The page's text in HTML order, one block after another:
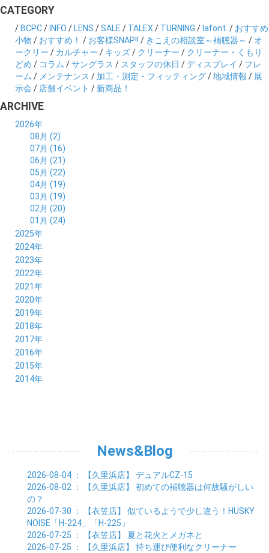
CATEGORY
/ BCPC/ INFO / LENS /SALE / TALEX / TURNING / lafont. / おすすめ
小物 / おすすめ！ / お客様SNAP!! / きこえの相談室～補聴器～ / オ
ークリー / カルチャー / キッズ/ クリーナー / クリーナー・くもり
どめ / コラム /サングラス / スタッフの休日 /ディスプレイ / フレ
ーム / メンテナンス / 加工・測定・フィッティング/地域情報 / 展
示会 / 店舗イベント / 新商品！
ARCHIVE
2026年
08月 (2)
07月 (16)
06月 (21)
05月 (22)
04月 (19)
03月 (19)
02月 (20)
01月 (24)
2025年
12月 (14)
11月 (17)
10月 (21)
09月 (20)
08月 (20)
07月 (18)
06月 (22)
05月 (21)
04月 (19)
03月 (19)
02月 (19)
01月 (21)
2024年
12月 (19)
11月 (21)
10月 (23)
09月 (23)
08月 (20)
07月 (21)
06月 (22)
05月 (18)
04月 (26)
03月 (23)
02月 (29)
2023年
12月 (19)
11月 (19)
10月 (20)
09月 (22)
08月 (24)
07月 (26)
06月 (25)
05月 (28)
04月 (26)
03月 (30)
2022年
12月 (36)
11月 (16)
10月 (22)
09月 (20)
08月 (18)
07月 (21)
06月 (23)
05月 (25)
04月 (20)
2021年
12月 (18)
11月 (19)
10月 (20)
09月 (24)
08月 (35)
07月 (17)
06月 (25)
05月 (31)
2020年
12月 (19)
11月 (23)
10月 (24)
09月 (29)
08月 (26)
07月 (25)
06月 (21)
2019年
12月 (26)
11月 (21)
10月 (26)
09月 (26)
08月 (31)
07月 (22)
2018年
12月 (22)
11月 (28)
10月 (23)
09月 (27)
08月 (24)
01月 (24)
2017年
12月 (20)
11月 (22)
10月 (21)
02月 (20)
01月 (23)
2016年
12月 (26)
11月 (21)
03月 (25)
02月 (30)
01月 (33)
2015年
12月 (36)
06月 (15)
04月 (9)
03月 (7)
02月 (7)
01月 (9)
2014年
News&Blog
2026-08-04 ： 【久里浜店】 デュアルCZ-15
2026-08-02 ： 【久里浜店】 初めての補聴器は何故騒がしい
の？
2026-07-30 ： 【衣笠店】 似ているようで少し違う！HUSKY
NOISE「H-224」「H-225」
2026-07-25 ： 【衣笠店】 夏と花火とメガネと
2026-07-25 ： 【久里浜店】 持ち運び便利なクリーナー